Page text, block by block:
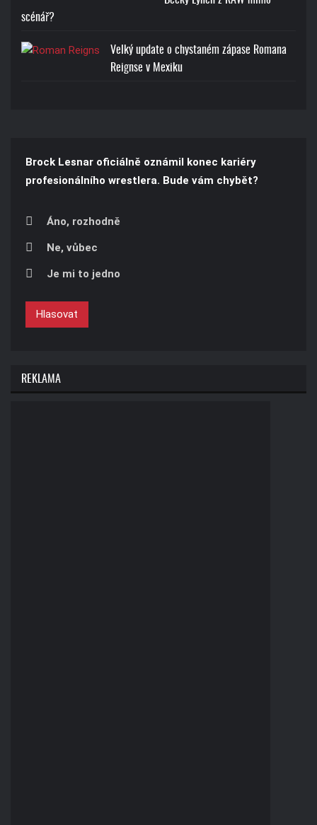
scénář?
Velký update o chystaném zápase Romana
Reignse v Mexiku
Brock Lesnar oficiálně oznámil konec kariéry
profesionálního wrestlera. Bude vám chybět?
Áno, rozhodně
Ne, vůbec
Je mi to jedno
Hlasovat
REKLAMA